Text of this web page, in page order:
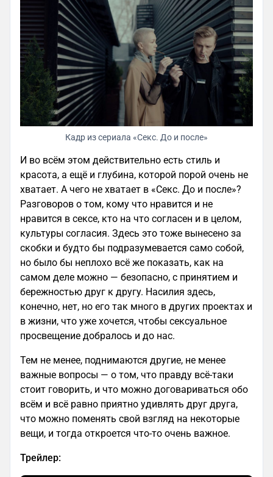
Кадр из сериала «Секс. До и после»
И во всём этом действительно есть стиль и
красота, а ещё и глубина, которой порой очень не
хватает. А чего не хватает в «Секс. До и после»?
Разговоров о том, кому что нравится и не
нравится в сексе, кто на что согласен и в целом,
культуры согласия. Здесь это тоже вынесено за
скобки и будто бы подразумевается само собой,
но было бы неплохо всё же показать, как на
самом деле можно — безопасно, с принятием и
бережностью друг к другу. Насилия здесь,
конечно, нет, но его так много в других проектах и
в жизни, что уже хочется, чтобы сексуальное
просвещение добралось и до нас.
Тем не менее, поднимаются другие, не менее
важные вопросы — о том, что правду всё-таки
стоит говорить, и что можно договариваться обо
всём и всё равно приятно удивлять друг друга,
что можно поменять свой взгляд на некоторые
вещи, и тогда откроется что-то очень важное.
Трейлер: